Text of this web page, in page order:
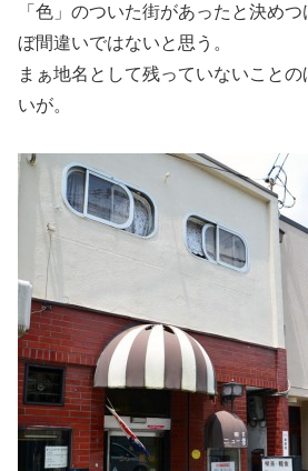
「色」のついた街があったと決め
ぼ間違いではないと思う。
まぁ地名として残っていないこと
いが。